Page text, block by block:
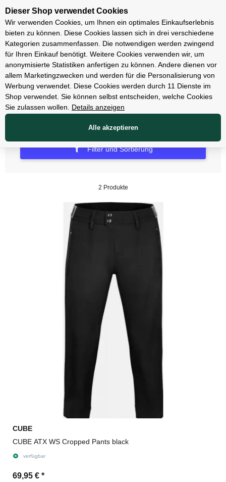
Unsere Filialen
Hosen
3/4 Hosen
Filter und Sortierung
2 Produkte
CUBE
CUBE ATX WS Cropped Pants black
verfügbar
69,95 € *
Dieser Shop verwendet Cookies
Wir verwenden Cookies, um Ihnen ein optimales Einkaufserlebnis
bieten zu können. Diese Cookies lassen sich in drei verschiedene
Kategorien zusammenfassen. Die notwendigen werden zwingend
für Ihren Einkauf benötigt. Weitere Cookies verwenden wir, um
anonymisierte Statistiken anfertigen zu können. Andere dienen vor
allem Marketingzwecken und werden für die Personalisierung von
Werbung verwendet. Diese Cookies werden durch 11 Dienste im
Shop verwendet. Sie können selbst entscheiden, welche Cookies
Sie zulassen wollen.
Details anzeigen
Alle akzeptieren